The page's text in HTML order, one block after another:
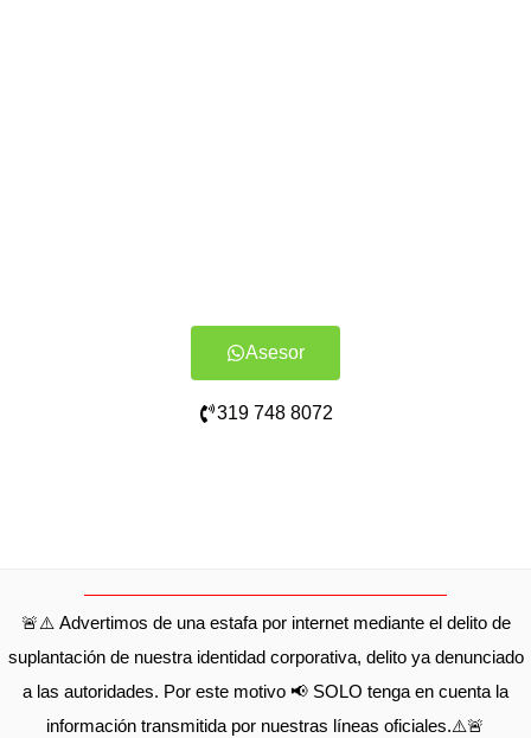
Asesor
319 748 8072
🚨⚠️ Advertimos de una estafa por internet mediante el delito de
suplantación de nuestra identidad corporativa, delito ya denunciado
a las autoridades. Por este motivo 📢 SOLO tenga en cuenta la
información transmitida por nuestras líneas oficiales.⚠️🚨